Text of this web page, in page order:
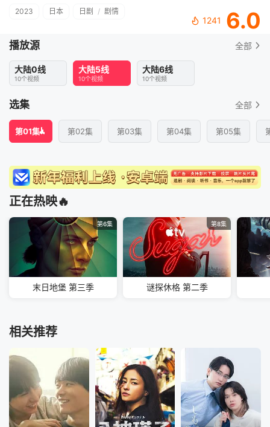
2023 日本 日剧 / 剧情
1241 6.0
播放源 全部
大陆0线
10个视频
大陆5线
10个视频
大陆6线
10个视频
选集 全部
第01集 第02集 第03集 第04集 第05集
正在热映🔥
第6集
末日地堡 第三季
第8集
谜探休格 第二季
相关推荐